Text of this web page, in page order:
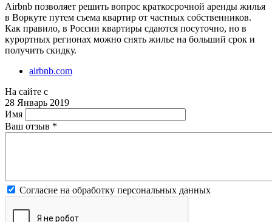
Airbnb позволяет решить вопрос краткосрочной аренды жилья
в Воркуте путем съема квартир от частных собственников.
Как правило, в России квартиры сдаются посуточно, но в
курортных регионах можно снять жилье на больший срок и
получить скидку.
airbnb.com
На сайте с
28 Январь 2019
Имя
Ваш отзыв *
Согласие на обработку персональных данных